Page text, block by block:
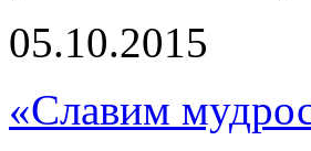
05.10.2015
«Славим